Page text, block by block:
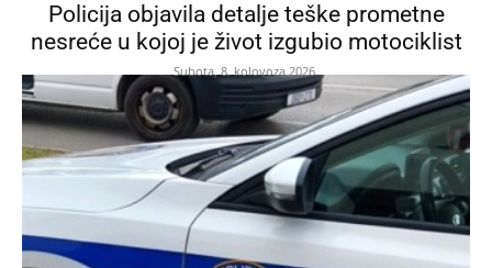
Policija objavila detalje teške prometne
nesreće u kojoj je život izgubio motociklist
Subota, 8. kolovoza 2026.